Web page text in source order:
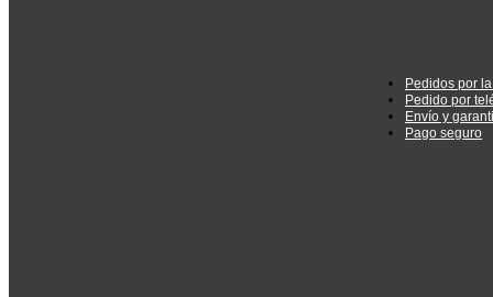
Pedidos por
Pedido por
Envío y
Pago seguro